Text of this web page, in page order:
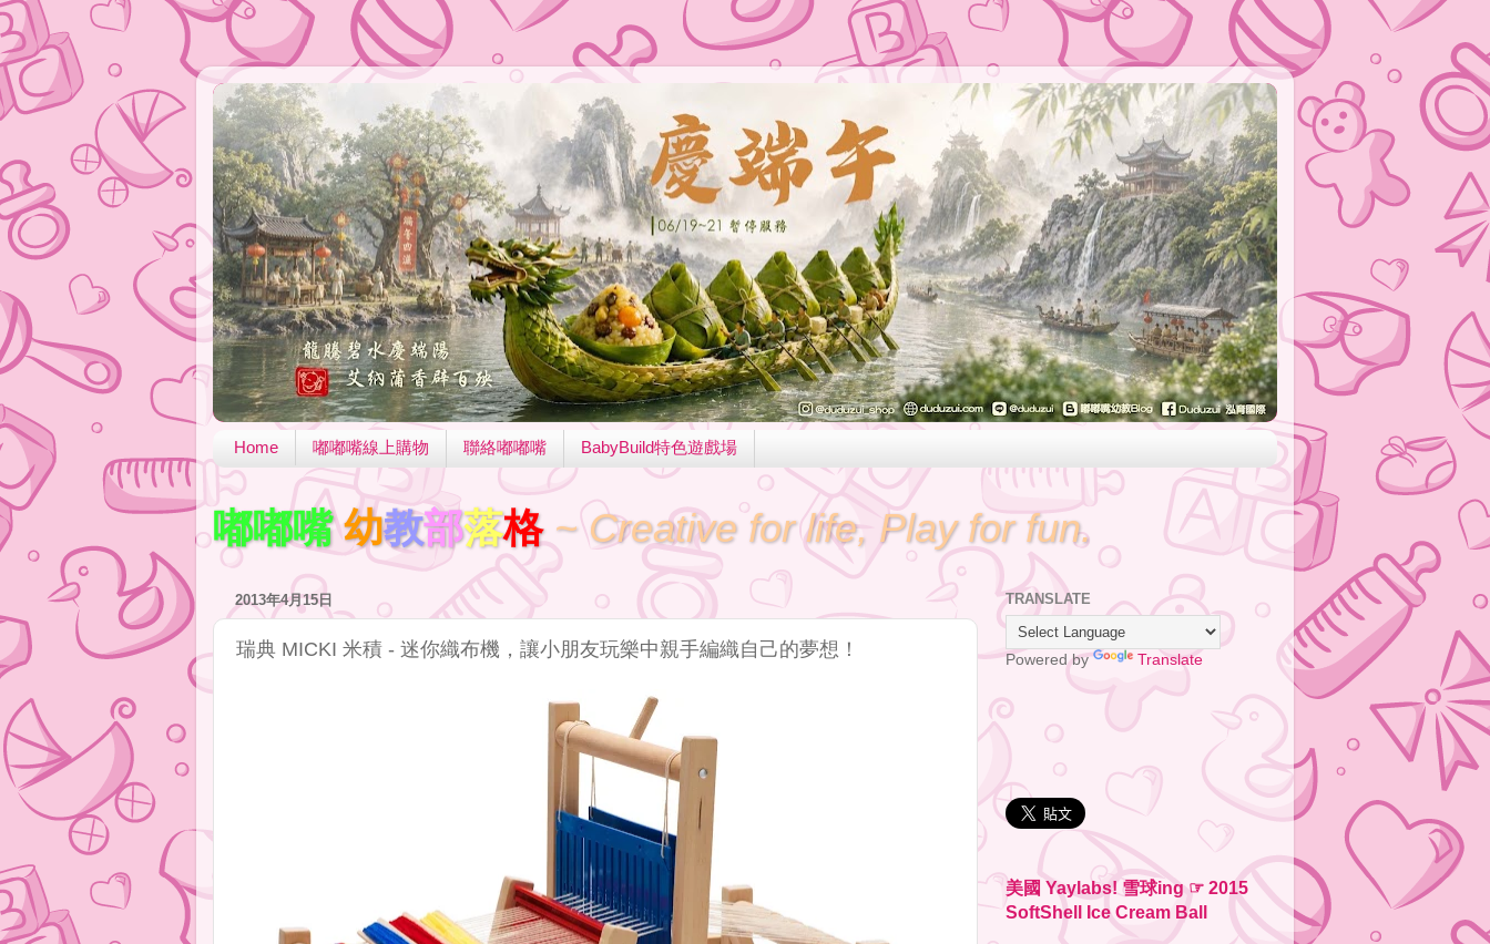
Home 嘟嘟嘴線上購物 聯絡嘟嘟嘴 BabyBuild特色遊戲場
嘟嘟嘴 幼教部落格 ~ Creative for life, Play for fun.
2013年4月15日
瑞典 MICKI 米積 - 迷你織布機，讓小朋友玩樂中親手編織自己的夢想！
TRANSLATE
Powered by Translate
美國 Yaylabs! 雪球ing ☞ 2015
SoftShell Ice Cream Ball